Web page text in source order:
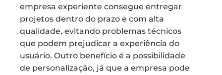
empresa experiente consegue entregar
projetos dentro do prazo e com alta
qualidade, evitando problemas técnicos
que podem prejudicar a experiência do
usuário. Outro benefício é a possibilidade
de personalização, já que a empresa pode